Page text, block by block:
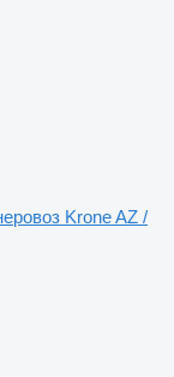
Krone AZ /